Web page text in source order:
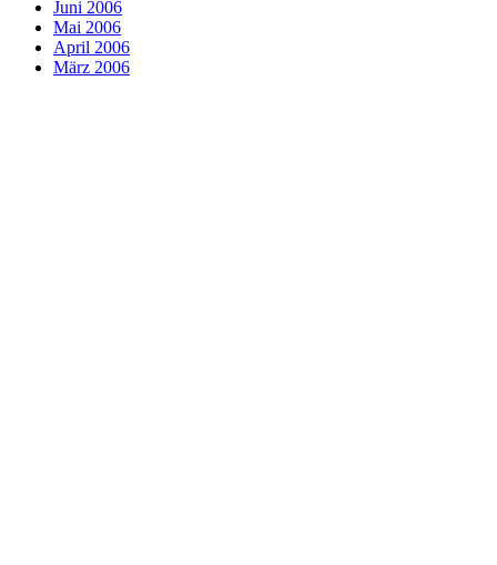
Juni 2006
Mai 2006
April 2006
März 2006